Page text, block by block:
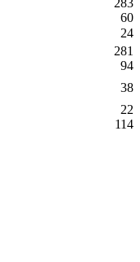
60
24
281
94
38
22
114